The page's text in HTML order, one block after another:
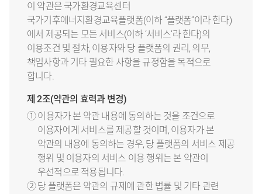
이 약관은 국가환경교육센터
국가기후에너지환경교육플랫폼(이하 “플랫폼”이라 한다)
에서 제공되는 모든 서비스(이하 ‘서비스’라 한다)의
이용조건 및 절차, 이용자와 당 플랫폼의 권리, 의무,
책임사항과 기타 필요한 사항을 규정함을 목적으로
합니다.
제 2조(약관의 효력과 변경)
① 이용자가 본 약관 내용에 동의하는 것을 조건으로
이용자에게 서비스를 제공할 것이며, 이용자가 본
약관의 내용에 동의하는 경우, 당 플랫폼의 서비스 제공
행위 및 이용자의 서비스 이용 행위는 본 약관이
우선적으로 적용됩니다.
② 당 플랫폼은 약관의 규제에 관한 법률 및 기타 관련